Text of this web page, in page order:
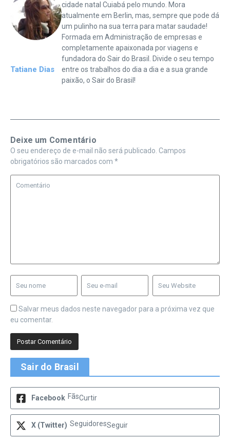
Tatiane Dias
cidade natal Cuiabá pelo mundo. Mora
atualmente em Berlin, mas, sempre que pode dá
um pulinho na sua terra para matar saudade!
Formada em Administração de empresas e
completamente apaixonada por viagens e
fundadora do Sair do Brasil. Divide o seu tempo
entre os trabalhos do dia a dia e a sua grande
paixão, o Sair do Brasil!
Deixe um Comentário
O seu endereço de e-mail não será publicado. Campos
obrigatórios são marcados com *
Salvar meus dados neste navegador para a próxima vez que
eu comentar.
Sair do Brasil
Facebook FãsCurtir
X (Twitter) SeguidoresSeguir